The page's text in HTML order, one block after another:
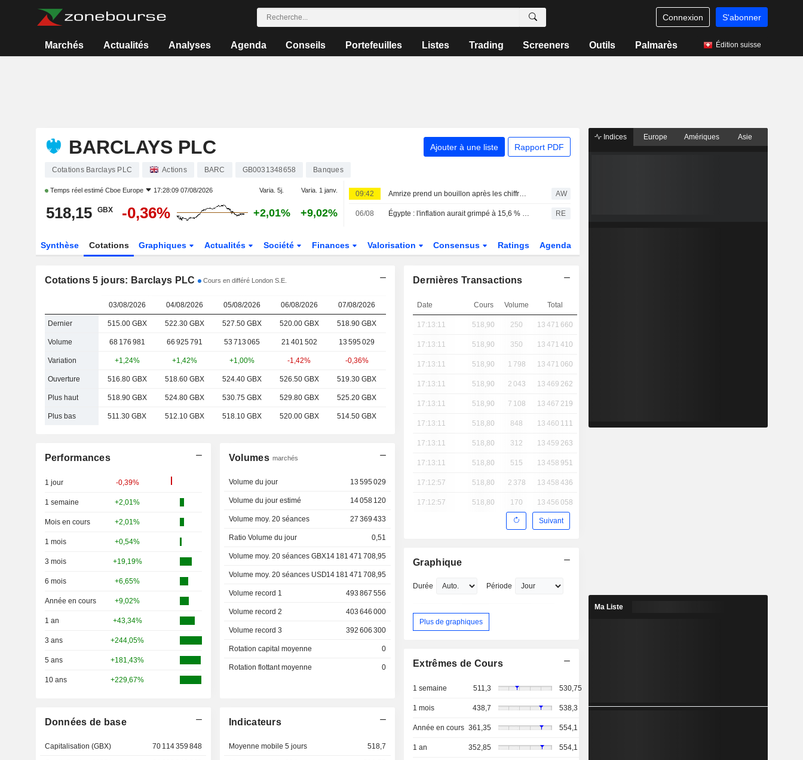
Connexion S'abonner
Marchés Actualités Analyses Agenda Conseils Portefeuilles Listes Trading Screeners Outils Palmarès Édition suisse
BARCLAYS PLC Ajouter à une liste Rapport PDF
Cotations Barclays PLC Actions BARC GB0031348658 Banques
Temps réel estimé Cboe Europe 17:28:09 07/08/2026 Varia. 5j. Varia. 1 janv.
518,15 GBX -0,36% +2,01% +9,02%
09:42 Amrize prend un bouillon après les chiffres au 2e trimestre AW
06/08 Égypte : l'inflation aurait grimpé à 15,6 % en juillet, selon un sondage RE
Synthèse Cotations Graphiques Actualités Société Finances Valorisation Consensus Ratings Agenda
Cotations 5 jours: Barclays PLC Cours en différé London S.E.
03/08/2026 04/08/2026 05/08/2026 06/08/2026 07/08/2026
Dernier 515.00 GBX 522.30 GBX 527.50 GBX 520.00 GBX 518.90 GBX
Volume 68 176 981 66 925 791 53 713 065 21 401 502 13 595 029
Variation +1,24% +1,42% +1,00% -1,42% -0,36%
Ouverture 516.80 GBX 518.60 GBX 524.40 GBX 526.50 GBX 519.30 GBX
Plus haut 518.90 GBX 524.80 GBX 530.75 GBX 529.80 GBX 525.20 GBX
Plus bas 511.30 GBX 512.10 GBX 518.10 GBX 520.00 GBX 514.50 GBX
Performances
1 jour -0,39%
1 semaine +2,01%
Mois en cours +2,01%
1 mois +0,54%
3 mois +19,19%
6 mois +6,65%
Année en cours +9,02%
1 an +43,34%
3 ans +244,05%
5 ans +181,43%
10 ans +229,67%
Volumes marchés
Volume du jour 13 595 029
Volume du jour estimé 14 058 120
Volume moy. 20 séances 27 369 433
Ratio Volume du jour 0,51
Volume moy. 20 séances GBX14 181 471 708,95
Volume moy. 20 séances USD14 181 471 708,95
Volume record 1 493 867 556
Volume record 2 403 646 000
Volume record 3 392 606 300
Rotation capital moyenne 0
Rotation flottant moyenne 0
Données de base
Capitalisation (GBX) 70 114 359 848
Indicateurs
Moyenne mobile 5 jours 518,7
Dernières Transactions
Date Cours Volume Total
17:13:11 518,90 250 13 471 660
17:13:11 518,90 350 13 471 410
17:13:11 518,90 1 798 13 471 060
17:13:11 518,90 2 043 13 469 262
17:13:11 518,90 7 108 13 467 219
17:13:11 518,80 848 13 460 111
17:13:11 518,80 312 13 459 263
17:13:11 518,80 515 13 458 951
17:12:57 518,80 2 378 13 458 436
17:12:57 518,80 170 13 456 058
Suivant
Graphique
Durée Période
Plus de graphiques
Extrêmes de Cours
1 semaine 511,3 530,75
1 mois 438,7 538,3
Année en cours 361,35 554,1
1 an 352,85 554,1
Indices Europe Amériques Asie
Ma Liste